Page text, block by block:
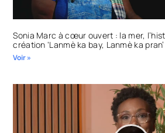
Sonia Marc à cœur ouvert : la mer,
création ‘Lanmè ka bay, Lanmè ka pran’
Voir »